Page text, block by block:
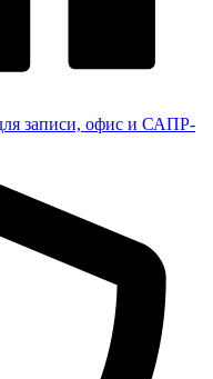
записи, офис и САПР-